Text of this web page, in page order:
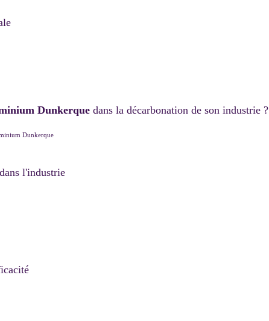
Dunkerque dans la décarbonation de son industrie ?
Dunkerque
l'industrie